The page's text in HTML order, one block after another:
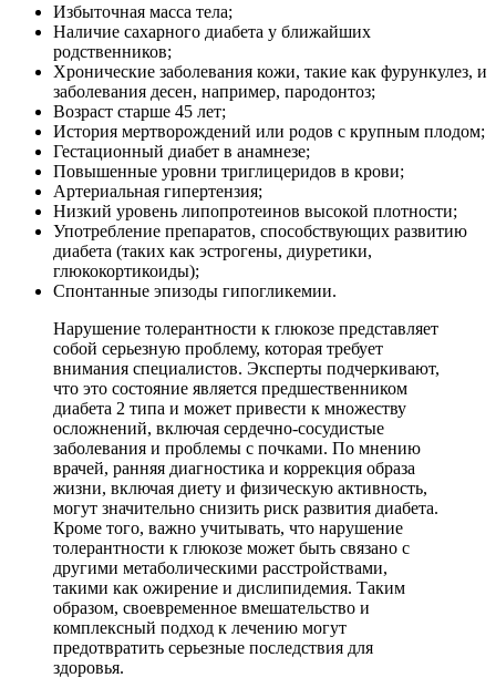
Избыточная масса тела;
Наличие сахарного диабета у ближайших
родственников;
Хронические заболевания кожи, такие как фурункулез, и
заболевания десен, например, пародонтоз;
Возраст старше 45 лет;
История мертворождений или родов с крупным плодом;
Гестационный диабет в анамнезе;
Повышенные уровни триглицеридов в крови;
Артериальная гипертензия;
Низкий уровень липопротеинов высокой плотности;
Употребление препаратов, способствующих развитию
диабета (таких как эстрогены, диуретики,
глюкокортикоиды);
Спонтанные эпизоды гипогликемии.
Нарушение толерантности к глюкозе представляет
собой серьезную проблему, которая требует
внимания специалистов. Эксперты подчеркивают,
что это состояние является предшественником
диабета 2 типа и может привести к множеству
осложнений, включая сердечно-сосудистые
заболевания и проблемы с почками. По мнению
врачей, ранняя диагностика и коррекция образа
жизни, включая диету и физическую активность,
могут значительно снизить риск развития диабета.
Кроме того, важно учитывать, что нарушение
толерантности к глюкозе может быть связано с
другими метаболическими расстройствами,
такими как ожирение и дислипидемия. Таким
образом, своевременное вмешательство и
комплексный подход к лечению могут
предотвратить серьезные последствия для
здоровья.